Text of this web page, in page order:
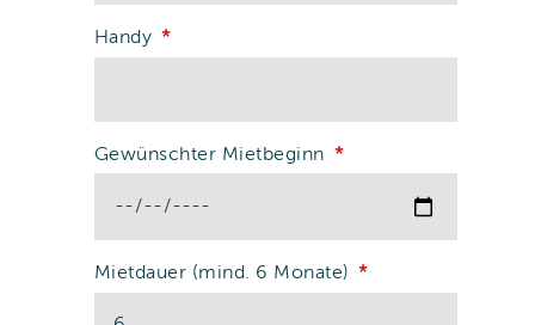
Handy
Gewünschter Mietbeginn
Mietdauer (mind. 6 Monate)